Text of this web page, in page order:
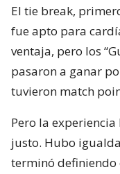
El tie break,
fue apto para
ventaja, pero los
pasaron a ganar
tuvieron match
Pero la
justo. Hubo
terminó definiendo